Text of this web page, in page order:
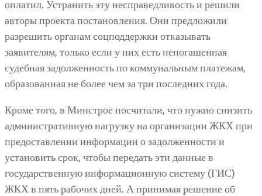
оплатил. Устранить эту несправедливость и решили
авторы проекта постановления. Они предложили
разрешить органам соцподдержки отказывать
заявителям, только если у них есть непогашенная
судебная задолженность по коммунальным платежам,
образованная не более чем за три последних года.
Кроме того, в Минстрое посчитали, что нужно снизить
административную нагрузку на организации ЖКХ при
предоставлении информации о задолженности и
установить срок, чтобы передать эти данные в
государственную информационную систему (ГИС)
ЖКХ в пять рабочих дней. А принимая решение об